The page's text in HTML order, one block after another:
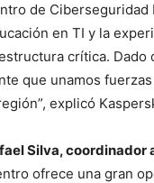
de
en TI y la
crítica. Dado
que unamos
explicó
Silva, coordinador
ofrece una gran